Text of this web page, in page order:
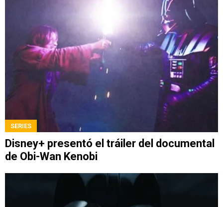
SERIES
Disney+ presentó el tráiler del documental
de Obi-Wan Kenobi